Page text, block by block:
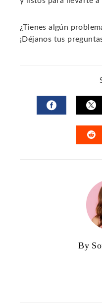
¿Tienes algún
¡Déjanos tus
By